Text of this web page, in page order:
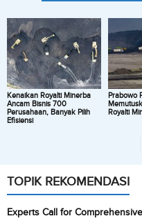
Kenaikan Royalti Minerba
Ancam Bisnis 700
Perusahaan, Banyak Pilih
Efisiensi
Prabowo
Royalti
TOPIK REKOMENDASI
Experts Call for